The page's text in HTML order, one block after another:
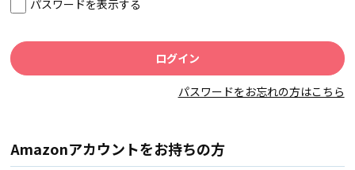
パスワードを表示する
パスワードをお忘れの方はこちら
Amazonアカウントをお持ちの方